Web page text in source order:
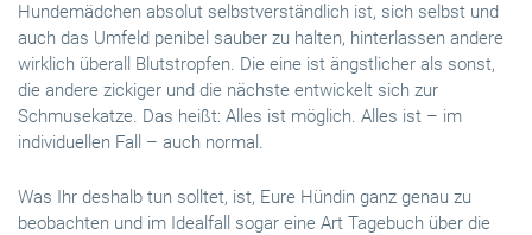
Hundemädchen absolut selbstverständlich ist, sich selbst und
auch das Umfeld penibel sauber zu halten, hinterlassen andere
wirklich überall Blutstropfen. Die eine ist ängstlicher als sonst,
die andere zickiger und die nächste entwickelt sich zur
Schmusekatze. Das heißt: Alles ist möglich. Alles ist – im
individuellen Fall – auch normal.
Was Ihr deshalb tun solltet, ist, Eure Hündin ganz genau zu
beobachten und im Idealfall sogar eine Art Tagebuch über die